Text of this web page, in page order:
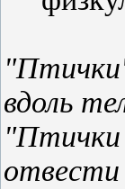
вдоль
"Птички
отвести